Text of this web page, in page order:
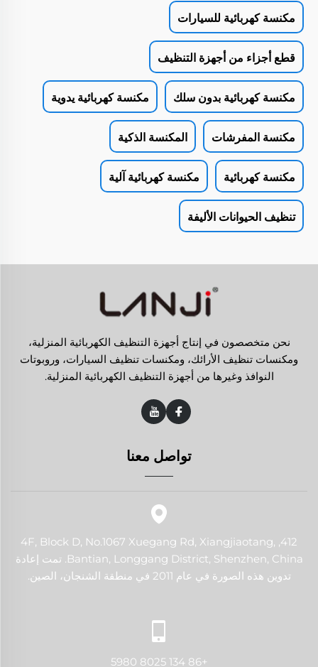
مكنسة كهربائية للسيارات
قطع أجزاء من أجهزة التنظيف
مكنسة كهربائية بدون سلك مكنسة كهربائية يدوية
مكنسة المفرشات المكنسة الذكية
مكنسة كهربائية مكنسة كهربائية آلية
تنظيف الحيوانات الأليفة
نحن متخصصون في إنتاج أجهزة التنظيف الكهربائية المنزلية،
ومكنسات تنظيف الأرائك، ومكنسات تنظيف السيارات، وروبوتات
النوافذ وغيرها من أجهزة التنظيف الكهربائية المنزلية.
تواصل معنا
412, 4F, Block D, No.1067 Xuegang Rd, Xiangjiaotang,
Bantian, Longgang District, Shenzhen, China. تمت إعادة
تدوين هذه الصورة في عام 2011 في منطقة الشنجان، الصين.
+86 134 8025 5980